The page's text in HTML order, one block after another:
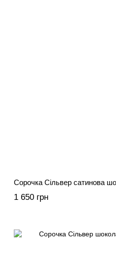
Сорочка Сільвер сатинова
1 650 грн